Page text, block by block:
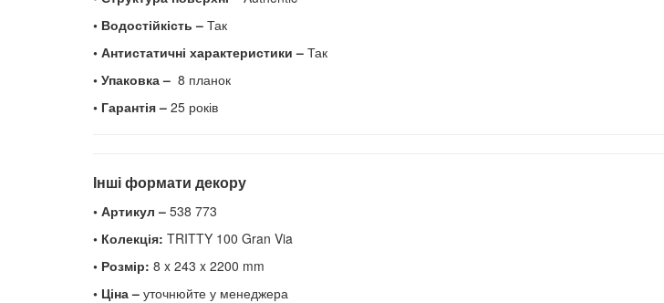
• Водостійкість – Так
• Антистатичні характеристики – Так
• Упаковка – 8 планок
• Гарантія – 25 років
Інші формати декору
• Артикул – 538 773
• Колекція: TRITTY 100 Gran Via
• Розмір: 8 x 243 x 2200 mm
• Ціна – уточнюйте у менеджера